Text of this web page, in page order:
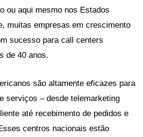
ou aqui mesmo nos Estados
muitas empresas em crescimento
sucesso para call centers
de 40 anos.
são altamente eficazes para
serviços – desde telemarketing
até recebimento de pedidos e
centros nacionais estão